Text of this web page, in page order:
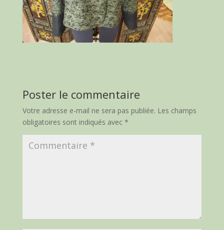
Poster le commentaire
Votre adresse e-mail ne sera pas publiée. Les champs
obligatoires sont indiqués avec *